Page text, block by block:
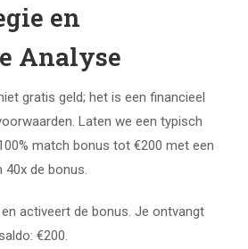
en
Analyse
gratis geld; het is een financieel
Laten we een typisch
match bonus tot €200 met een
40x de bonus.
activeert de bonus. Je ontvangt
€200.